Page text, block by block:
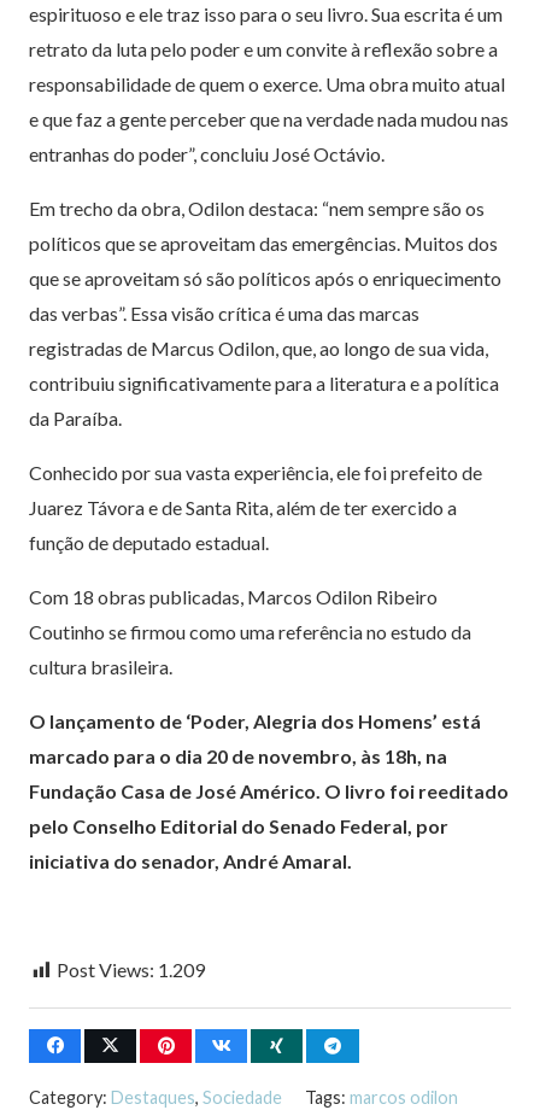
espirituoso e ele traz isso para o seu livro. Sua escrita é um
retrato da luta pelo poder e um convite à reflexão sobre a
responsabilidade de quem o exerce. Uma obra muito atual
e que faz a gente perceber que na verdade nada mudou nas
entranhas do poder”, concluiu José Octávio.
Em trecho da obra, Odilon destaca: “nem sempre são os
políticos que se aproveitam das emergências. Muitos dos
que se aproveitam só são políticos após o enriquecimento
das verbas”. Essa visão crítica é uma das marcas
registradas de Marcus Odilon, que, ao longo de sua vida,
contribuiu significativamente para a literatura e a política
da Paraíba.
Conhecido por sua vasta experiência, ele foi prefeito de
Juarez Távora e de Santa Rita, além de ter exercido a
função de deputado estadual.
Com 18 obras publicadas, Marcos Odilon Ribeiro
Coutinho se firmou como uma referência no estudo da
cultura brasileira.
O lançamento de ‘Poder, Alegria dos Homens’ está
marcado para o dia 20 de novembro, às 18h, na
Fundação Casa de José Américo. O livro foi reeditado
pelo Conselho Editorial do Senado Federal, por
iniciativa do senador, André Amaral.
Post Views: 1.209
Category: Destaques, Sociedade Tags:marcos odilon